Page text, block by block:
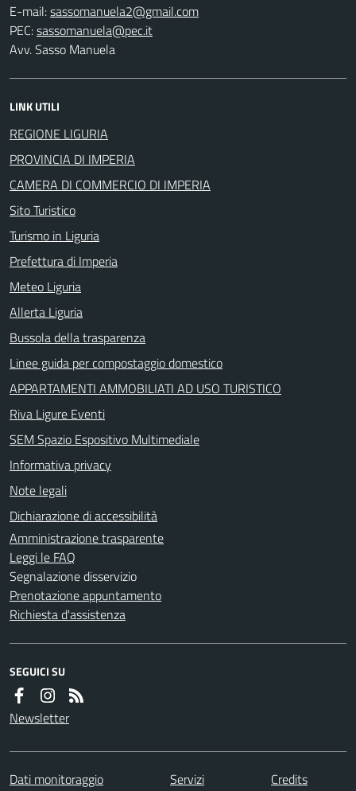
E-mail:
PEC:
Avv. Sasso Manuela
LINK UTILI
REGIONE LIGURIA
PROVINCIA DI IMPERIA
CAMERA DI COMMERCIO DI IMPERIA
Sito Turistico
Turismo in Liguria
Prefettura di Imperia
Meteo Liguria
Allerta Liguria
Bussola della trasparenza
Linee guida per compostaggio domestico
APPARTAMENTI AMMOBILIATI AD USO TURISTICO
Riva Ligure Eventi
SEM Spazio Espositivo Multimediale
Informativa privacy
Note legali
Dichiarazione di accessibilità
Amministrazione trasparente
Leggi le FAQ
Segnalazione disservizio
Prenotazione appuntamento
Richiesta d'assistenza
SEGUICI SU
Newsletter
Dati monitoraggio Servizi
Credits